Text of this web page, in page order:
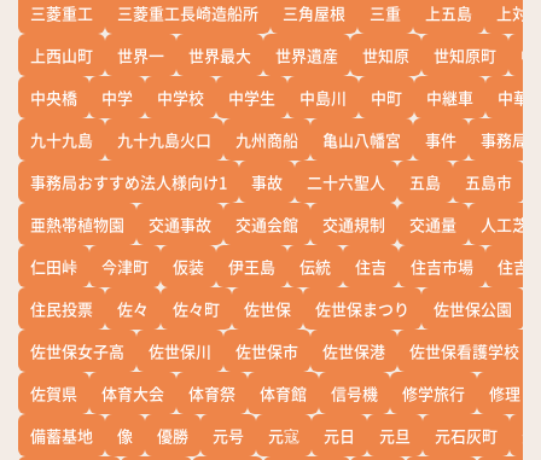
三菱重工
三菱重工長崎造船所 三角屋根 三重 上五島
上対
上西山町
世界一 世界最大 世界遺産 世知原 世知原町
中
中央橋
中学 中学校 中学生 中島川 中町 中継車
中華
九十九島
九十九島火口 九州商船 亀山八幡宮 事件
事務局
事務局おすすめ法人様向け1
事故 二十六聖人 五島 五島市
亜熱帯植物園
交通事故 交通会館 交通規制 交通量
人工芝
仁田峠
今津町 仮装 伊王島 伝統 住吉 住吉市場
住吉
住民投票
佐々 佐々町 佐世保 佐世保まつり 佐世保公園
佐世保女子高
佐世保川 佐世保市 佐世保港
佐世保看護学校
佐賀県
体育大会 体育祭 体育館 信号機 修学旅行
修理
備蓄基地
像 優勝 元号 元寇 元日 元旦 元石灰町